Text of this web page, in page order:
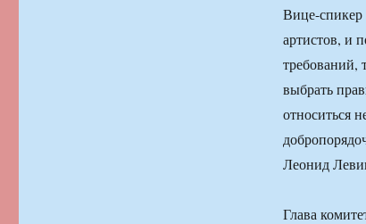
Вице-спикер
артистов, и
требований,
выбрать
относиться
Леонид
Глава